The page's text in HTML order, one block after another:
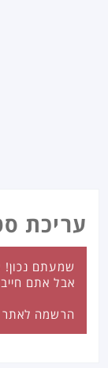
עריכת
שמעתם נכון!
אבל אתם
הרשמה לאתר